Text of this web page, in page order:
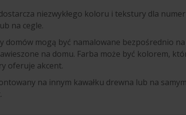
niezwykłego koloru i tekstury dla
na cegle.
domów mogą być namalowane bezpośrednio
na domu. Farba może być kolorem,
oferuje akcent.
na innym kawałku drewna lub na